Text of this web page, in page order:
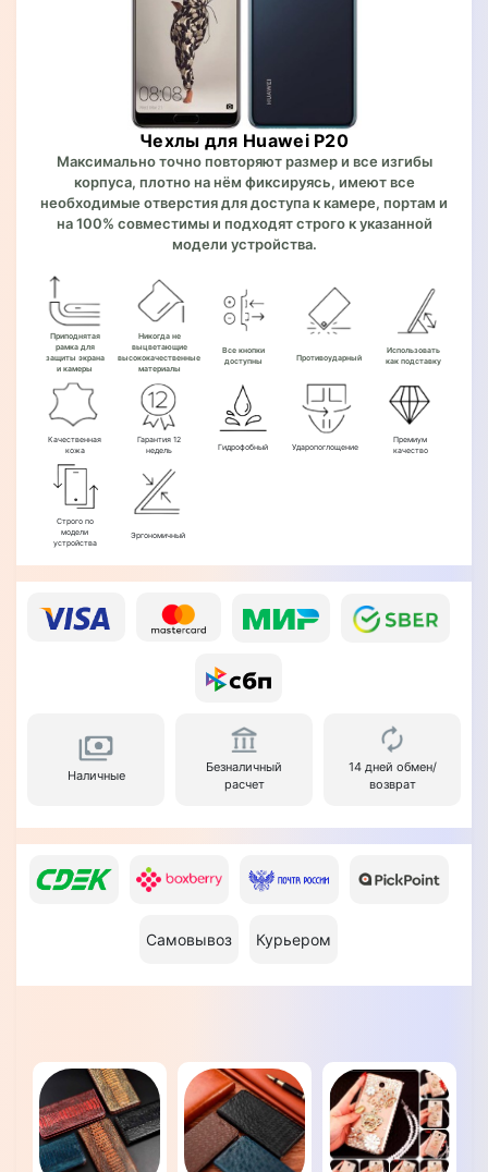
Чехлы для Huawei P20
Максимально точно повторяют размер и все изгибы
корпуса, плотно на нём фиксируясь, имеют все
необходимые отверстия для доступа к камере, портам и
на 100% совместимы и подходят строго к указанной
модели устройства.
Приподнятая
рамка для
защиты экрана
и камеры
Никогда не
выцветающие
высококачественные
материалы
Все кнопки
доступны
Противоударный
Использовать
как подставку
Качественная
кожа
Гарантия 12
недель
Гидрофобный Ударопоглощение
Премиум
качество
Строго по
модели
устройства
Эргономичный
Наличные
Безналичный
расчет
14 дней обмен/
возврат
Самовывоз Курьером